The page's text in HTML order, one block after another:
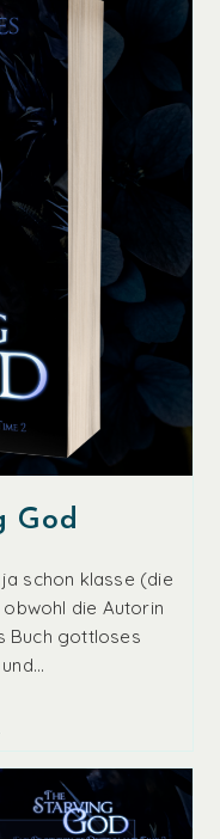
God
schon klasse (die
obwohl die Autorin
Buch gottloses